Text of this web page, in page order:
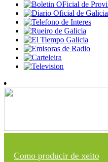
Como producir de xeito